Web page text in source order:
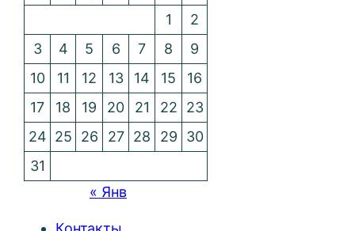
1
2
3
4 5 6 7 8
9
10
11 12 13 14 15
16
17
18 19 20 21 22
23
24 25 26 27 28 29
30
31
« Янв